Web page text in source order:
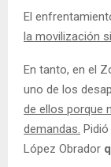
El
la movilización
En tanto, en el
uno de los
de ellos porque
demandas.
López Obrador